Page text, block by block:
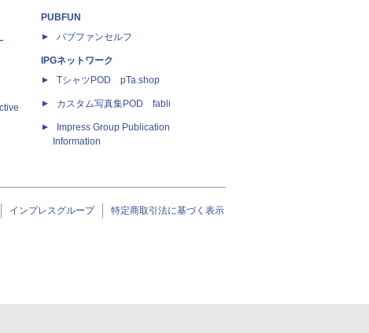
PUBFUN
パブファンセルフ
IPGネットワーク
TシャツPOD pTa.shop
カスタム写真集POD fabli
Impress Group Publication
Information
インプレスグループ 特定商取引法に基づく表示